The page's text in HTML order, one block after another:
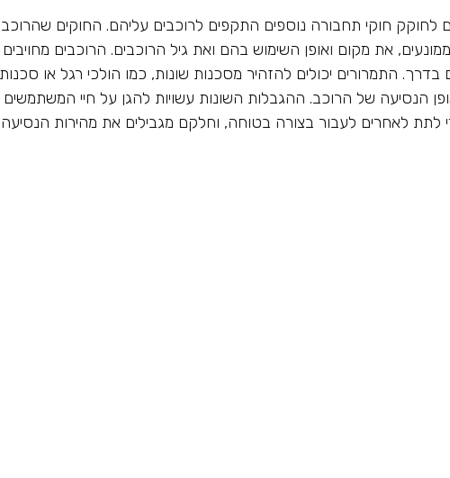
לחוקק חוקי תחבורה נוספים התקפים לרוכבים עליהם. החוקים
את מקום ואופן השימוש בהם ואת גיל הרוכבים. הרוכבים מחויבים
התמרורים יכולים להזהיר מסכנות שונות, כמו הולכי רגל או סכנות
הנסיעה של הרוכב. ההגבלות השונות עשויות להגן על חיי המשתמשים
לתת לאחרים לעבור בצורה בטוחה, וחלקם מגבילים את מהירות